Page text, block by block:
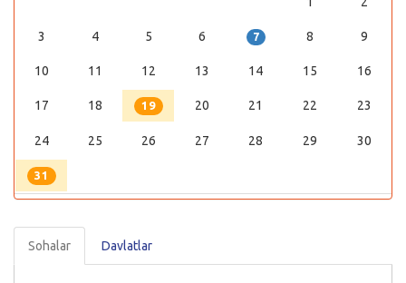
3 4 5 6 7 8 9
10 11 12 13 14 15 16
17 18 19 20 21 22 23
24 25 26 27 28 29 30
31
Sohalar Davlatlar